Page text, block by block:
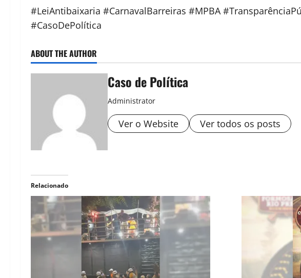
#LeiAntibaixaria #CarnavalBarreiras #MPBA
#CasoDePolítica
ABOUT THE AUTHOR
Caso de Política
Administrator
Ver o Website Ver todos os posts
Relacionado